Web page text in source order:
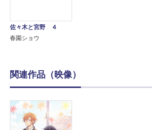
佐々木と宮野 ４
春園ショウ
関連作品（映像）